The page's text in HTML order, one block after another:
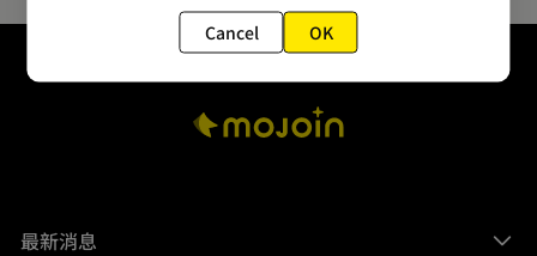
最新消息
Cancel OK